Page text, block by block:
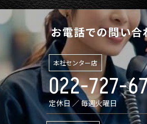
お電話での問い合
本社センター店
022-727-
定休日 ／ 毎週火曜日